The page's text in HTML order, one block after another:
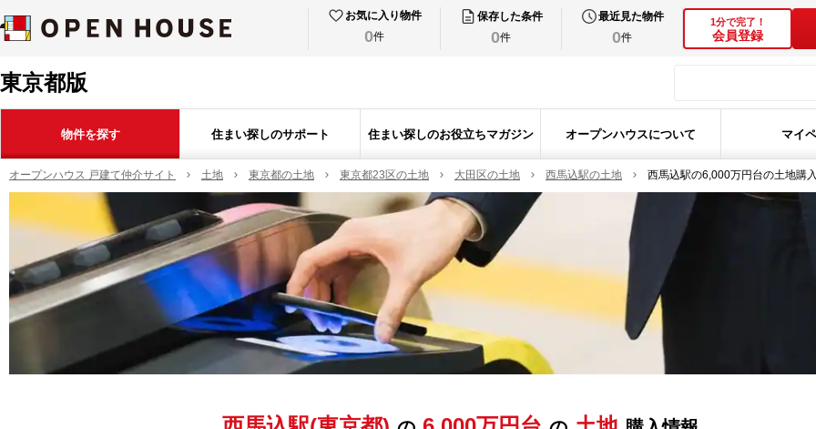
お気に入り物件
0件
保存した条件
0件
最近見た物件
0件
1分で完了！
会員登録
東京都版
物件を探す 住まい探しのサポート 住まい探しのお役立ちマガジン オープンハウスについて マイ
オープンハウス 戸建て仲介サイト 土地 東京都の土地 東京都23区の土地 大田区の土地 西馬込駅の土地 西馬込駅の6,000万円台の土地購